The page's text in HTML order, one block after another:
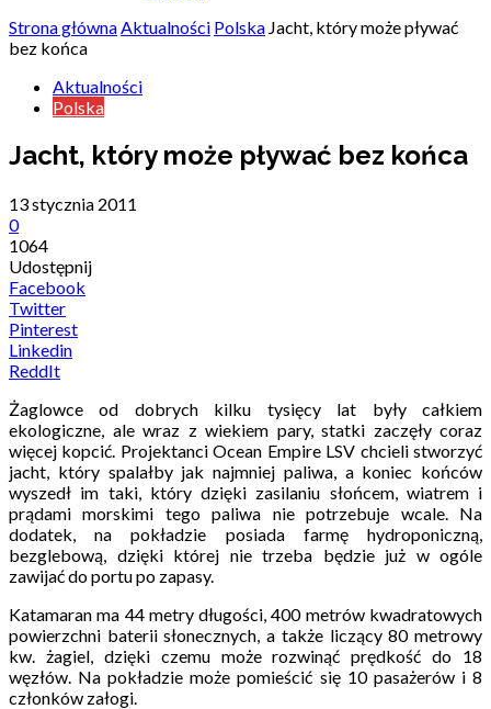
Strona głównaAktualności Polska Jacht, który może pływać
bez końca
Aktualności
Polska
Jacht, który może pływać bez końca
13 stycznia 2011
0
1064
Udostępnij
Facebook
Twitter
Pinterest
Linkedin
ReddIt
Żaglowce od dobrych kilku tysięcy lat były całkiem
ekologiczne, ale wraz z wiekiem pary, statki zaczęły coraz
więcej kopcić. Projektanci Ocean Empire LSV chcieli stworzyć
jacht, który spalałby jak najmniej paliwa, a koniec końców
wyszedł im taki, który dzięki zasilaniu słońcem, wiatrem i
prądami morskimi tego paliwa nie potrzebuje wcale. Na
dodatek, na pokładzie posiada farmę hydroponiczną,
bezglebową, dzięki której nie trzeba będzie już w ogóle
zawijać do portu po zapasy.
Katamaran ma 44 metry długości, 400 metrów kwadratowych
powierzchni baterii słonecznych, a także liczący 80 metrowy
kw. żagiel, dzięki czemu może rozwinąć prędkość do 18
węzłów. Na pokładzie może pomieścić się 10 pasażerów i 8
członków załogi.